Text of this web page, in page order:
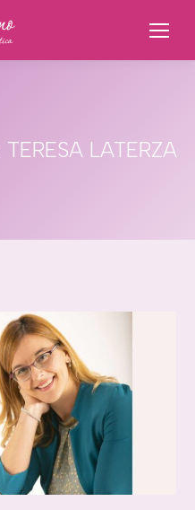
TERESA LATERZA